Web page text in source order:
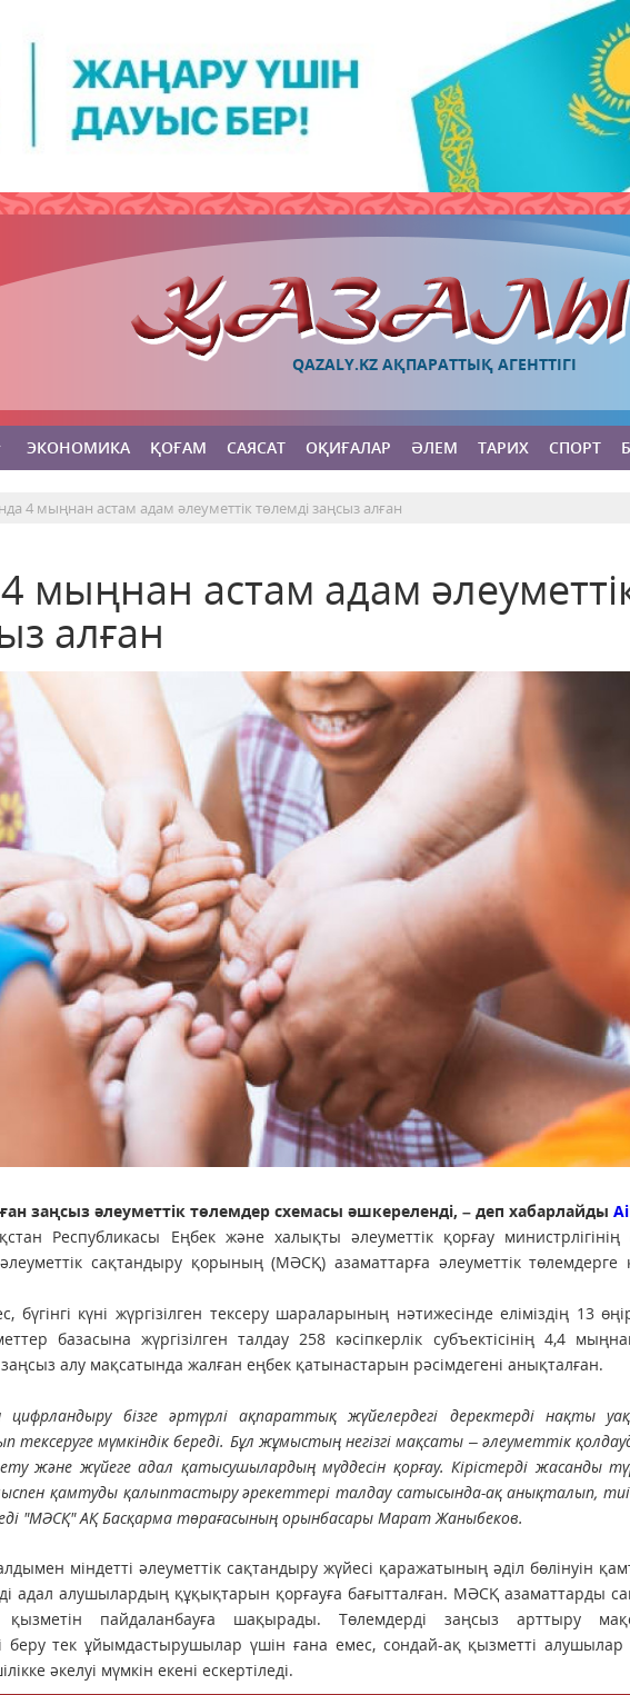
QAZALY.KZ АҚПАРАТТЫҚ АГЕНТТІГІ
ЭКОНОМИКА ҚОҒАМ САЯСАТ ОҚИҒАЛАР ӘЛЕМ ТАРИХ СПОРТ
4 мыңнан астам адам әлеуметтік төлемді заңсыз алған
мыңнан астам адам
алған
заңсыз әлеуметтік төлемдер схемасы әшкереленді, – деп хабарлайды
Республикасы Еңбек және халықты әлеуметтік қорғау
сақтандыру қорының (МӘСҚ) азаматтарға әлеуметтік төлемдерге
бүгінгі күні жүргізілген тексеру шараларының нәтижесінде еліміздің 13
базасына жүргізілген талдау 258 кәсіпкерлік субъектісінің 4,4
алу мақсатында жалған еңбек қатынастарын рәсімдегені анықталған.
цифрландыру бізге әртүрлі ақпараттық жүйелердегі деректерді нақты
тексеруге мүмкіндік береді. Бұл жұмыстың негізгі мақсаты – әлеуметтік
және жүйеге адал қатысушылардың мүддесін қорғау. Кірістерді жасанды
қамтуды қалыптастыру әрекеттері талдау сатысында-ақ анықталып,
"МӘСҚ" АҚ Басқарма төрағасының орынбасары Марат Жаныбеков.
міндетті әлеуметтік сақтандыру жүйесі қаражатының әділ бөлінуін
адал алушылардың құқықтарын қорғауға бағытталған. МӘСҚ азаматтарды
пайдаланбауға шақырады. Төлемдерді заңсыз арттыру
беру тек ұйымдастырушылар үшін ғана емес, сондай-ақ қызметті
әкелуі мүмкін екені ескертіледі.